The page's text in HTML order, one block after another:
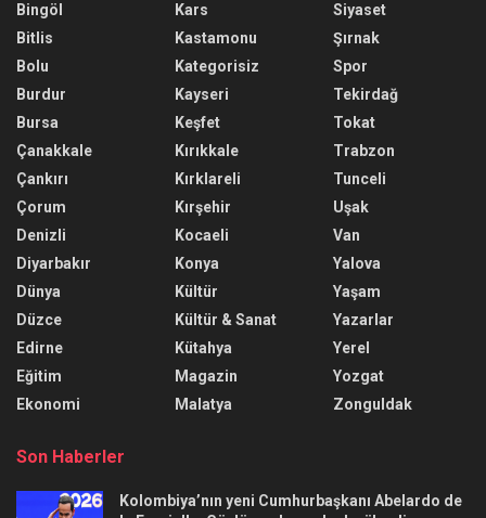
Bingöl
Bitlis
Bolu
Burdur
Bursa
Çanakkale
Çankırı
Çorum
Denizli
Diyarbakır
Dünya
Düzce
Edirne
Eğitim
Ekonomi
Kars
Kastamonu
Kategorisiz
Kayseri
Keşfet
Kırıkkale
Kırklareli
Kırşehir
Kocaeli
Konya
Kültür
Kültür & Sanat
Kütahya
Magazin
Malatya
Siyaset
Şırnak
Spor
Tekirdağ
Tokat
Trabzon
Tunceli
Uşak
Van
Yalova
Yaşam
Yazarlar
Yerel
Yozgat
Zonguldak
Son Haberler
Kolombiya’nın yeni Cumhurbaşkanı Abelardo de